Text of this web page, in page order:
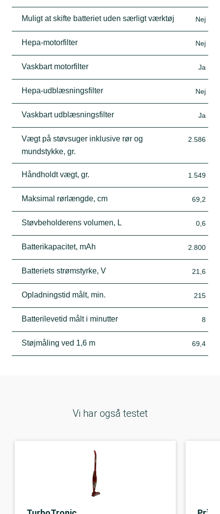
Muligt at skifte batteriet uden særligt værktøj Nej
Hepa-motorfilter Nej
Vaskbart motorfilter Ja
Hepa-udblæsningsfilter Nej
Vaskbart udblæsningsfilter Ja
Vægt på støvsuger inklusive rør og
mundstykke, gr.
2.586
Håndholdt vægt, gr. 1.549
Maksimal rørlængde, cm 69,2
Støvbeholderens volumen, L 0,6
Batterikapacitet, mAh 2.800
Batteriets strømstyrke, V 21,6
Opladningstid målt, min. 215
Batterilevetid målt i minutter 8
Støjmåling ved 1,6 m 69,4
Vi har også testet